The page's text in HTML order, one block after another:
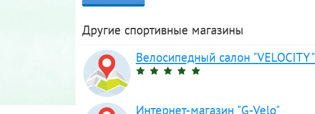
Другие спортивные магазины
Велосипедный салон "VELOCITY"
Интернет-магазин "G-Velo"